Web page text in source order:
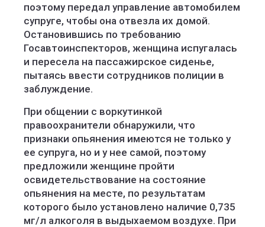
поэтому передал управление автомобилем
супруге, чтобы она отвезла их домой.
Остановившись по требованию
Госавтоинспекторов, женщина испугалась
и пересела на пассажирское сиденье,
пытаясь ввести сотрудников полиции в
заблуждение.
При общении с воркутинкой
правоохранители обнаружили, что
признаки опьянения имеются не только у
ее супруга, но и у нее самой, поэтому
предложили женщине пройти
освидетельствование на состояние
опьянения на месте, по результатам
которого было установлено наличие 0,735
мг/л алкоголя в выдыхаемом воздухе. При